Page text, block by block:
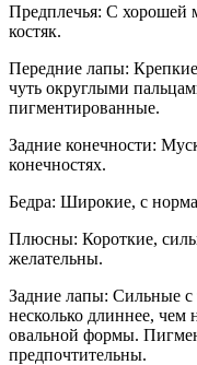
Предплечья: С хорошей
костяк.
Передние лапы:
чуть округлыми
пигментированные.
Задние конечности:
конечностях.
Бедра: Широкие, с
Плюсны: Короткие,
желательны.
Задние лапы: Сильные
несколько длиннее, чем
овальной формы.
предпочтительны.